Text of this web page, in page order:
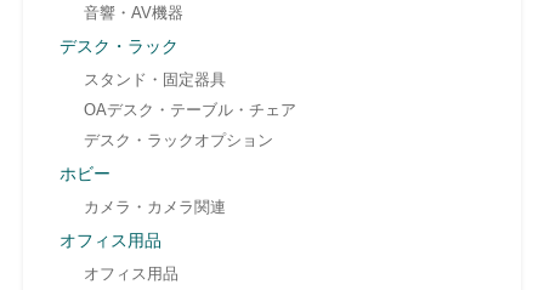
音響・AV機器
デスク・ラック
スタンド・固定器具
OAデスク・テーブル・チェア
デスク・ラックオプション
ホビー
カメラ・カメラ関連
オフィス用品
オフィス用品